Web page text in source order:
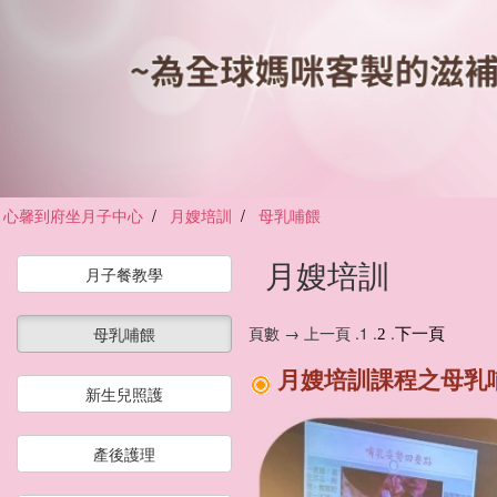
心馨到府坐月子中心 月嫂培訓 母乳哺餵
月子餐教學
母乳哺餵
新生兒照護
產後護理
月嫂培訓
頁數 → 上一頁 .1 .2 .下一頁
月嫂培訓課程之母乳